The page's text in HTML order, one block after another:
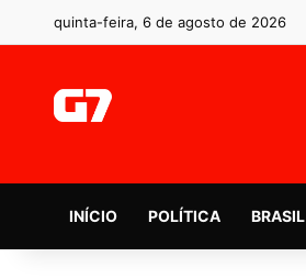
quinta-feira, 6 de agosto de 2026
INÍCIO POLÍTICA BRASIL